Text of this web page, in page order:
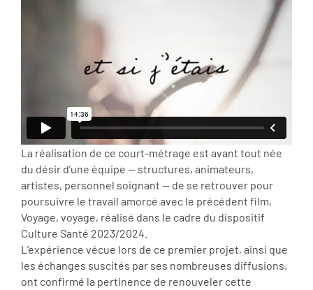
La réalisation de ce court-métrage est avant tout née
du désir d’une équipe — structures, animateurs,
artistes, personnel soignant — de se retrouver pour
poursuivre le travail amorcé avec le précédent film,
Voyage, voyage, réalisé dans le cadre du dispositif
Culture Santé 2023/2024.
L’expérience vécue lors de ce premier projet, ainsi que
les échanges suscités par ses nombreuses diffusions,
ont confirmé la pertinence de renouveler cette